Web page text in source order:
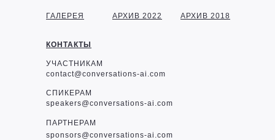
КОНТАКТЫ
УЧАСТНИКАМ
contact@conversations-ai.com
СПИКЕРАМ
speakers@conversations-ai.com
ПАРТНЕРАМ
sponsors@conversations-ai.com
ГАЛЕРЕЯ АРХИВ 2022 АРХИВ 2018